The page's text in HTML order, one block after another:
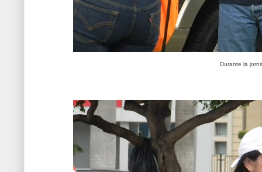
Durante la